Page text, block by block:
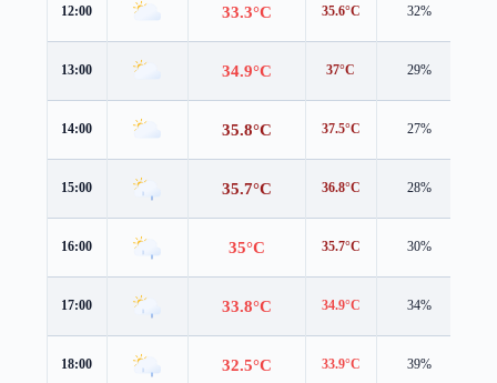
12:00 33.3°C 35.6°C 32%
13:00 34.9°C 37°C 29%
14:00 35.8°C 37.5°C 27%
15:00 35.7°C 36.8°C 28%
16:00 35°C 35.7°C 30%
17:00 33.8°C 34.9°C 34%
18:00 32.5°C 33.9°C 39%